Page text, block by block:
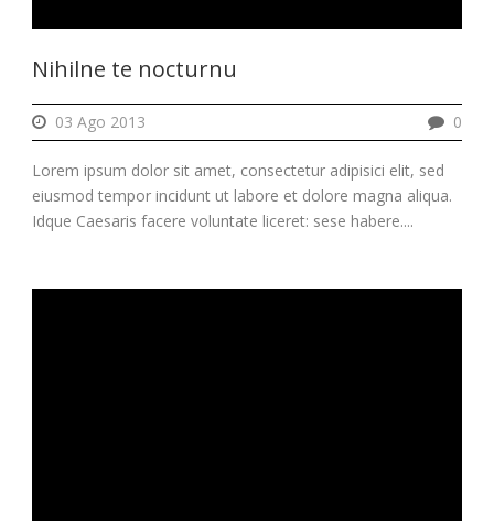
Nihilne te nocturnu
03 Ago 2013 0
Lorem ipsum dolor sit amet, consectetur adipisici elit, sed
eiusmod tempor incidunt ut labore et dolore magna aliqua.
Idque Caesaris facere voluntate liceret: sese habere....